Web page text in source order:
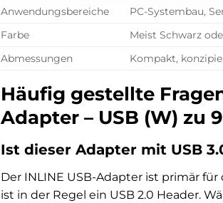
Anwendungsbereiche
PC-Systembau,
Farbe
Meist Schwarz
Abmessungen
Kompakt,
Häufig gestellte
Adapter – USB (W) zu
Ist dieser Adapter mit USB
Der INLINE USB-Adapter ist primär
ist in der Regel ein USB 2.0 Header.